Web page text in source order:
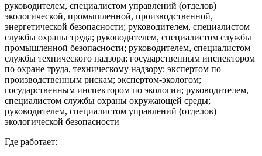
руководителем, специалистом управлений (отделов)
экологической, промышленной, производственной,
энергетической безопасности; руководителем, специалистом
службы охраны труда; руководителем, специалистом службы
промышленной безопасности; руководителем, специалистом
службы технического надзора; государственным инспектором
по охране труда, техническому надзору; экспертом по
производственным рискам; экспертом-экологом;
государственным инспектором по экологии; руководителем,
специалистом службы охраны окружающей среды;
руководителем, специалистом управлений (отделов)
экологической безопасности
Где работает: